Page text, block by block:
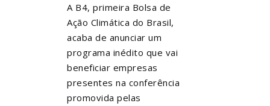
A B4, primeira Bolsa de
Ação Climática do Brasil,
acaba de anunciar um
programa inédito que vai
beneficiar empresas
presentes na conferência
promovida pelas